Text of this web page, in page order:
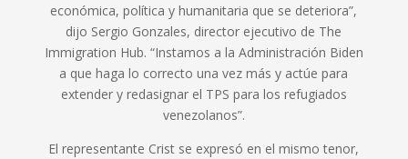
económica, política y humanitaria que se deteriora”,
dijo Sergio Gonzales, director ejecutivo de The
Immigration Hub. “Instamos a la Administración Biden
a que haga lo correcto una vez más y actúe para
extender y redasignar el TPS para los refugiados
venezolanos”.
El representante Crist se expresó en el mismo tenor,